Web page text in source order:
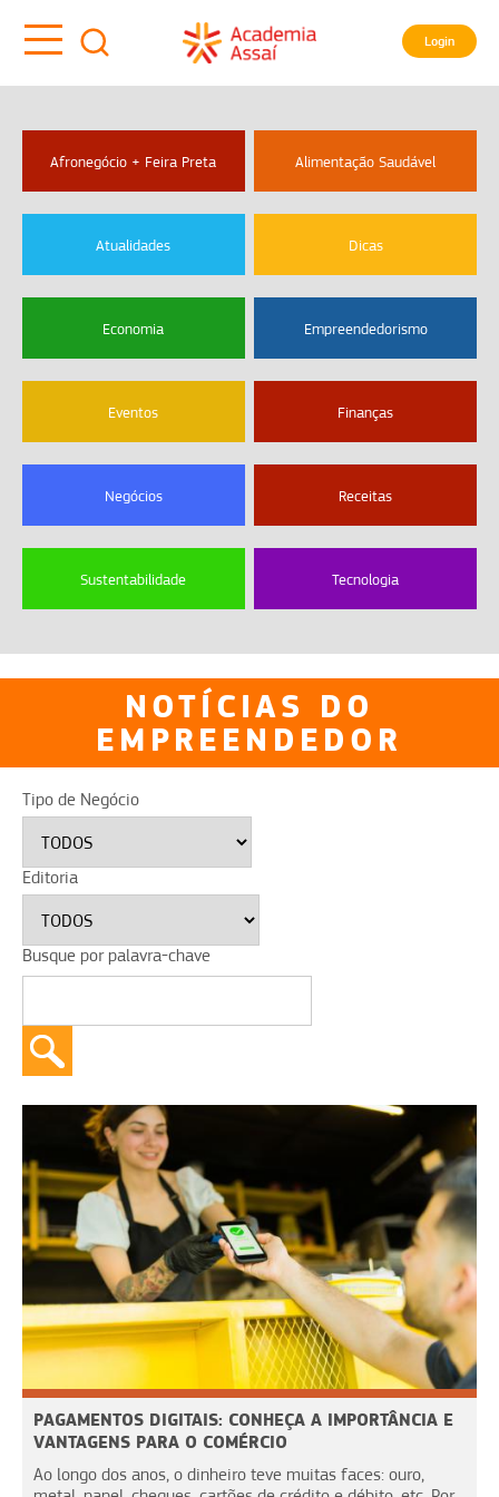
Login
Afronegócio + Feira Preta Alimentação Saudável
Atualidades Dicas
Economia Empreendedorismo
Eventos Finanças
Negócios Receitas
Sustentabilidade Tecnologia
NOTÍCIAS DO
EMPREENDEDOR
Tipo de Negócio
Editoria
Busque por palavra-chave
PAGAMENTOS DIGITAIS: CONHEÇA A IMPORTÂNCIA E
VANTAGENS PARA O COMÉRCIO
Ao longo dos anos, o dinheiro teve muitas faces: ouro,